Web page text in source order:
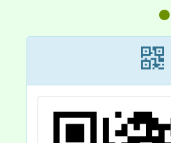
預防犯罪宣
動暨定向越
賽